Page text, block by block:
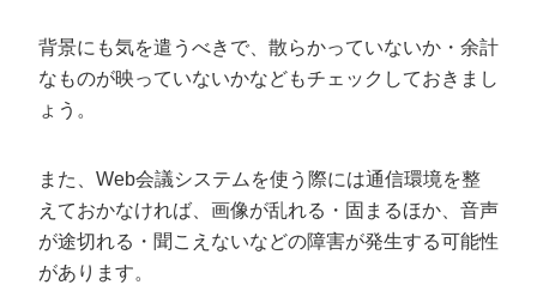
背景にも気を遣うべきで、散らかっていないか・余計
なものが映っていないかなどもチェックしておきまし
ょう。
また、Web会議システムを使う際には通信環境を整
えておかなければ、画像が乱れる・固まるほか、音声
が途切れる・聞こえないなどの障害が発生する可能性
があります。